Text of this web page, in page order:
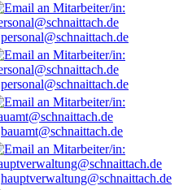
personal@schnaittach.de
personal@schnaittach.de
bauamt@schnaittach.de
hauptverwaltung@schnaittach.de